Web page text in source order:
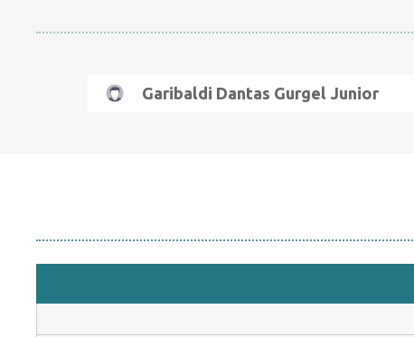
Garibaldi Dantas Gurgel Junior